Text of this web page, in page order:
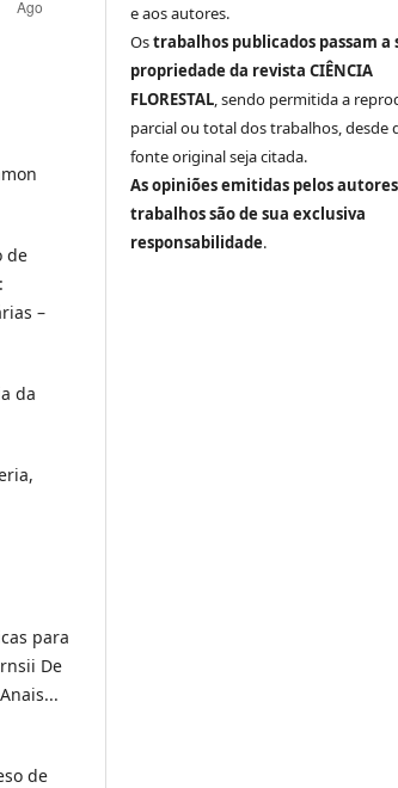
de
–
da
para
De
de
e aos autores.
Ostrabalhos publicados passam a
propriedade da revista CIÊNCIA
FLORESTAL, sendo permitida a
parcial ou total dos trabalhos, desde
fonte original seja citada.
As opiniões emitidas pelos
trabalhos são de sua exclusiva
responsabilidade.